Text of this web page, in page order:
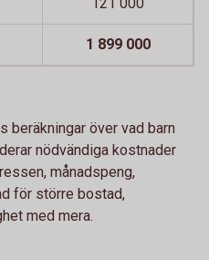
1 899 000
beräkningar över vad barn
nödvändiga kostnader
månadspeng,
för större bostad,
med mera.